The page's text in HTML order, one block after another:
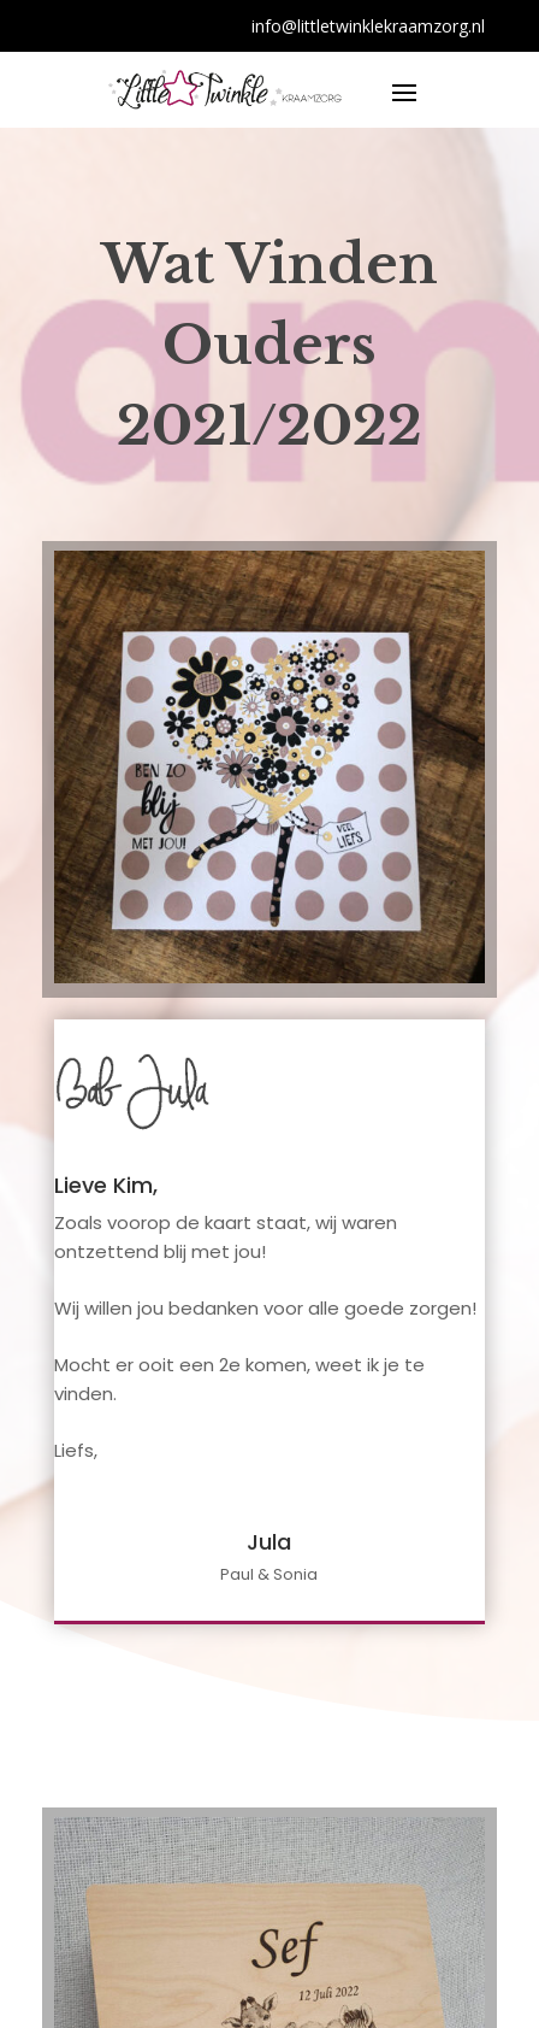
info@littletwinklekraamzorg.nl
Wat Vinden
Ouders
2021/2022
Lieve Kim,
Zoals voorop de kaart staat, wij waren
ontzettend blij met jou!
Wij willen jou bedanken voor alle goede zorgen!
Mocht er ooit een 2e komen, weet ik je te
vinden.
Liefs,
Jula
Paul & Sonia